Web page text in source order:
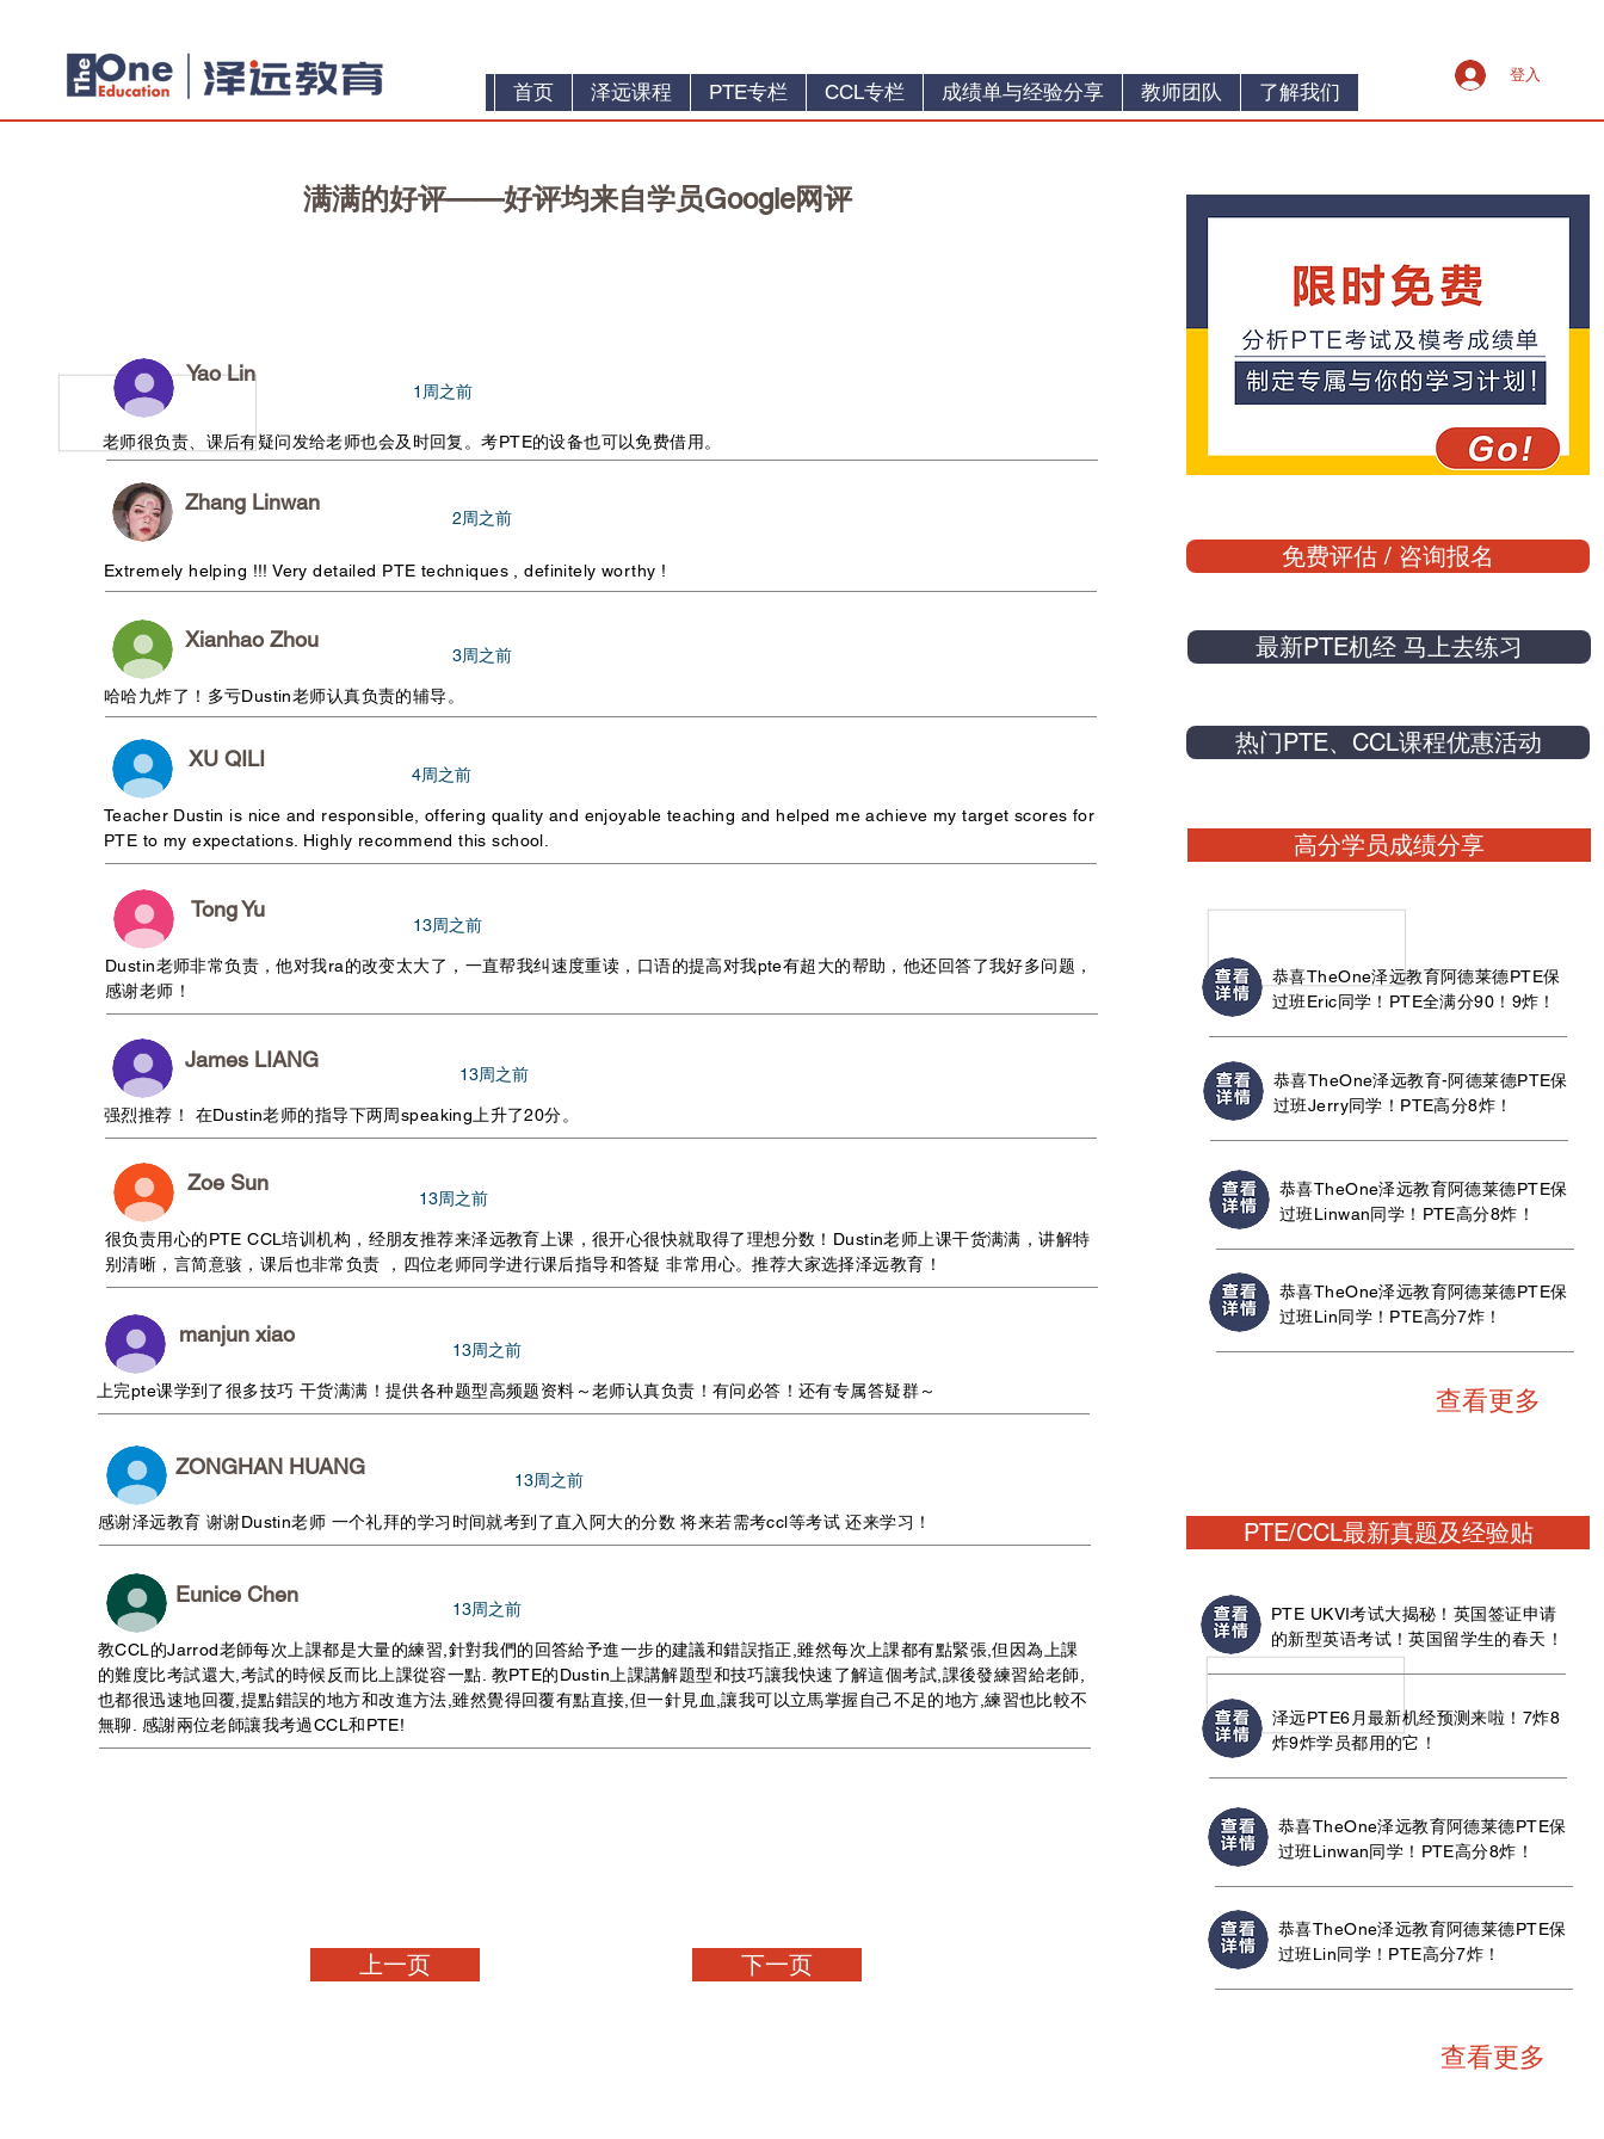
首页 泽远课程 PTE专栏 CCL专栏 成绩单与经验分享 教师团队 了解我们
登入
满满的好评——好评均来自学员Google网评
Zhang Linwan
​2周之前
Extremely helping !!! Very detailed PTE techniques , definitely worthy !
Xianhao Zhou
3周之前
哈哈九炸了！多亏Dustin老师认真负责的辅导。
XU QILI
4周之前
Teacher Dustin is nice and responsible, offering quality and enjoyable teaching and helped me achieve my target scores for
PTE to my expectations. Highly recommend this school.
Tong Yu
​13周之前
Dustin老师非常负责，他对我ra的改变太大了，一直帮我纠速度重读，口语的提高对我pte有超大的帮助，他还回答了我好多问题，
感谢老师！
James LIANG
​13周之前
强烈推荐！ 在Dustin老师的指导下两周speaking上升了20分。
Zoe Sun
​13周之前
很负责用心的PTE CCL培训机构，经朋友推荐来泽远教育上课，很开心很快就取得了理想分数！Dustin老师上课干货满满，讲解特
别清晰，言简意骇，课后也非常负责 ，四位老师同学进行课后指导和答疑 非常用心。推荐大家选择泽远教育！
Yao Lin
​1 周之前
老师很负责、课后有疑问发给老师也会及时回复。考PTE的设备也可以免费借用。
manjun xiao
​13周之前
上完pte课学到了很多技巧 干货满满！提供各种题型高频题资料～老师认真负责！有问必答！还有专属答疑群～
ZONGHAN HUANG
​13周之前
感谢泽远教育 谢谢Dustin老师 一个礼拜的学习时间就考到了直入阿大的分数 将来若需考ccl等考试 还来学习！
Eunice Chen
​13周之前
教CCL的Jarrod老師每次上課都是大量的練習,針對我們的回答給予進一步的建議和錯誤指正,雖然每次上課都有點緊張,但因為上課
的難度比考試還大,考試的時候反而比上課從容一點. 教PTE的Dustin上課講解題型和技巧讓我快速了解這個考試,課後發練習給老師,
也都很迅速地回覆,提點錯誤的地方和改進方法,雖然覺得回覆有點直接,但一針見血,讓我可以立馬掌握自己不足的地方,練習也比較不
無聊. 感謝兩位老師讓我考過CCL和PTE!
上一页 下一页
免费评估 / 咨询报名
最新PTE机经 马上去练习
热门PTE、CCL课程优惠活动
高分学员成绩分享
恭喜TheOne泽远教育阿德莱德PTE保
过班Eric同学！PTE全满分90！9炸！
恭喜TheOne泽远教育-阿德莱德PTE保
过班Jerry同学！PTE高分8炸！
恭喜TheOne泽远教育阿德莱德PTE保
过班Linwan同学！PTE高分8炸！
恭喜TheOne泽远教育阿德莱德PTE保
过班Lin同学！PTE高分7炸！
查看更多
PTE/CCL最新真题及经验贴
PTE UKVI考试大揭秘！英国签证申请
的新型英语考试！英国留学生的春天！
泽远PTE6月最新机经预测来啦！7炸8
炸9炸学员都用的它！
恭喜TheOne泽远教育阿德莱德PTE保
过班Linwan同学！PTE高分8炸！
恭喜TheOne泽远教育阿德莱德PTE保
过班Lin同学！PTE高分7炸！
查看更多